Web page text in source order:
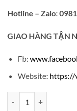
Hotline – Zalo:
GIAO HÀNG TẬN
Fb:
Website: https://